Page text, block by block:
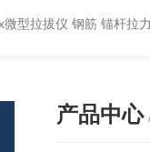
微型拉拔仪 钢筋 锚杆拉
产品中心